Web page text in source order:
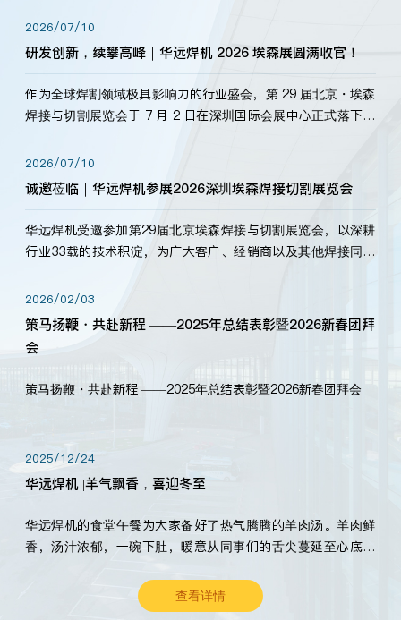
2026/07/10
研发创新，续攀高峰｜华远焊机 2026 埃森展圆满收官！
作为全球焊割领域极具影响力的行业盛会，第 29 届北京・埃森
焊接与切割展览会于 7 月 2 日在深圳国际会展中心正式落下帷
标准，持之以恒研发新产品、新技术。新老客户、行业伙伴、
海内外客户为目睹公司发布的新产…
2026/07/10
诚邀莅临｜华远焊机参展2026深圳埃森焊接切割展览会
华远焊机受邀参加第29届北京埃森焊接与切割展览会，以深耕
行业33载的技术积淀，为广大客户、经销商以及其他焊接同仁
2026/02/03
策马扬鞭・共赴新程 ——2025年总结表彰暨2026新春团拜
会
策马扬鞭・共赴新程 ——2025年总结表彰暨2026新春团拜会
2025/12/24
华远焊机 |羊气飘香，喜迎冬至
华远焊机的食堂午餐为大家备好了热气腾腾的羊肉汤。羊肉鲜
香，汤汁浓郁，一碗下肚，暖意从同事们的舌尖蔓延至心底。
查看详情